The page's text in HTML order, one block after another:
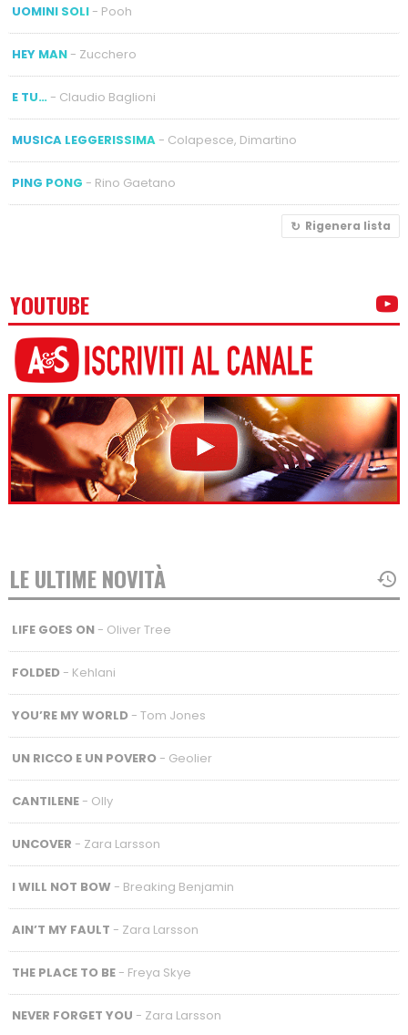
UOMINI SOLI- Pooh
HEY MAN- Zucchero
E TU…- Claudio Baglioni
MUSICA LEGGERISSIMA- Colapesce, Dimartino
PING PONG - Rino Gaetano
Rigenera lista
YOUTUBE
LE ULTIME NOVITÀ
LIFE GOES ON- Oliver Tree
FOLDED- Kehlani
YOU’RE MY WORLD- Tom Jones
UN RICCO E UN POVERO- Geolier
CANTILENE- Olly
UNCOVER - Zara Larsson
I WILL NOT BOW - Breaking Benjamin
AIN’T MY FAULT - Zara Larsson
THE PLACE TO BE- Freya Skye
NEVER FORGET YOU - Zara Larsson